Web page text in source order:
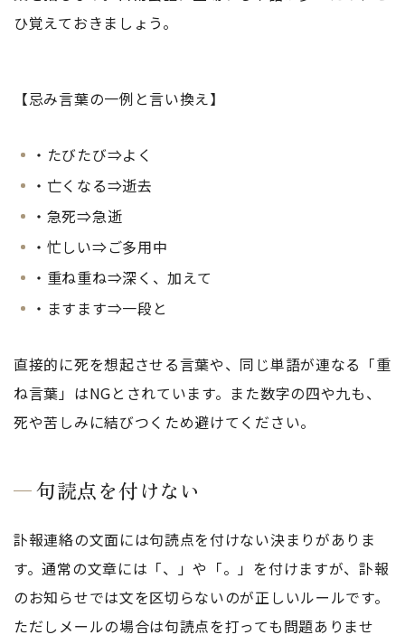
ひ覚えておきましょう。
【忌み言葉の一例と言い換え】
・たびたび⇒よく
・亡くなる⇒逝去
・急死⇒急逝
・忙しい⇒ご多用中
・重ね重ね⇒深く、加えて
・ますます⇒一段と
直接的に死を想起させる言葉や、同じ単語が連なる「重
ね言葉」はNGとされています。また数字の四や九も、
死や苦しみに結びつくため避けてください。
句読点を付けない
訃報連絡の文面には句読点を付けない決まりがありま
す。通常の文章には「、」や「。」を付けますが、訃報
のお知らせでは文を区切らないのが正しいルールです。
ただしメールの場合は句読点を打っても問題ありませ